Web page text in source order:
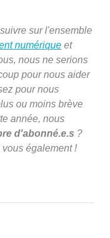
sur l'ensemble
numérique et
nous ne serions
pour nous aider
pour nous
ou moins brève
année, nous
d'abonné.e.s ?
également !